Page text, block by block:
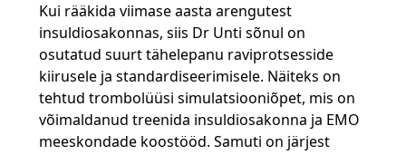
Kui rääkida viimase aasta arengutest
insuldiosakonnas, siis Dr Unti sõnul on
osutatud suurt tähelepanu raviprotsesside
kiirusele ja standardiseerimisele. Näiteks on
tehtud trombolüüsi simulatsiooniõpet, mis on
võimaldanud treenida insuldiosakonna ja EMO
meeskondade koostööd. Samuti on järjest